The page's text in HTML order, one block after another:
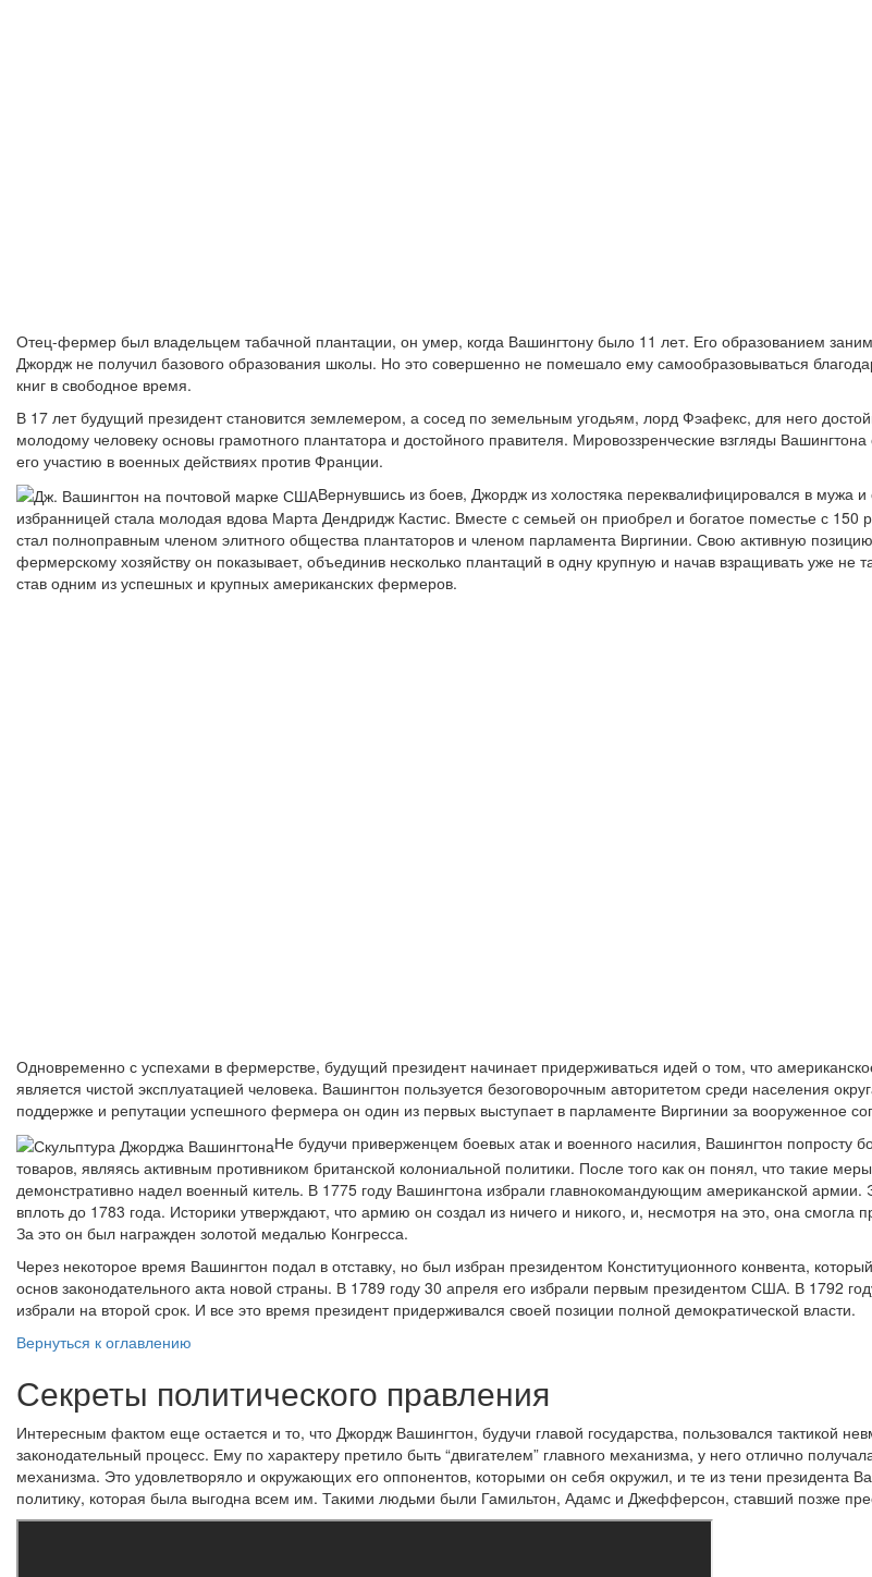
Отец-фермер был владельцем табачной плантации, он умер, когда Вашингтону было 11 лет. Его образованием
Джордж не получил базового образования школы. Но это совершенно не помешало ему самообразовываться
книг в свободное время.
В 17 лет будущий президент становится землемером, а сосед по земельным угодьям, лорд Фэафекс, для него
молодому человеку основы грамотного плантатора и достойного правителя. Мировоззренческие взгляды
его участию в военных действиях против Франции.
Вернувшись из боев, Джордж из холостяка переквалифицировался в мужа и
избранницей стала молодая вдова Марта Дендридж Кастис. Вместе с семьей он приобрел и богатое поместье с 150
стал полноправным членом элитного общества плантаторов и членом парламента Виргинии. Свою активную
фермерскому хозяйству он показывает, объединив несколько плантаций в одну крупную и начав взращивать уже не
став одним из успешных и крупных американских фермеров.
Одновременно с успехами в фермерстве, будущий президент начинает придерживаться идей о том, что
является чистой эксплуатацией человека. Вашингтон пользуется безоговорочным авторитетом среди населения
поддержке и репутации успешного фермера он один из первых выступает в парламенте Виргинии за вооруженное
Не будучи приверженцем боевых атак и военного насилия, Вашингтон попросту
товаров, являясь активным противником британской колониальной политики. После того как он понял, что такие
демонстративно надел военный китель. В 1775 году Вашингтона избрали главнокомандующим американской армии.
вплоть до 1783 года. Историки утверждают, что армию он создал из ничего и никого, и, несмотря на это, она смогла
За это он был награжден золотой медалью Конгресса.
Через некоторое время Вашингтон подал в отставку, но был избран президентом Конституционного конвента,
основ законодательного акта новой страны. В 1789 году 30 апреля его избрали первым президентом США. В 1792
избрали на второй срок. И все это время президент придерживался своей позиции полной демократической власти.
Вернуться к оглавлению
Секреты политического правления
Интересным фактом еще остается и то, что Джордж Вашингтон, будучи главой государства, пользовался тактикой
законодательный процесс. Ему по характеру претило быть “двигателем” главного механизма, у него отлично
механизма. Это удовлетворяло и окружающих его оппонентов, которыми он себя окружил, и те из тени президента
политику, которая была выгодна всем им. Такими людьми были Гамильтон, Адамс и Джефферсон, ставший позже